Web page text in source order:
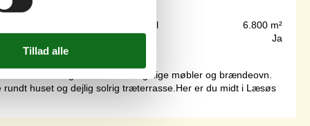
Grundareal
6.800 m²
Ja
og stue med behagelige møbler og brændeovn.
huset og dejlig solrig træterrasse.Her er du midt i Læsøs